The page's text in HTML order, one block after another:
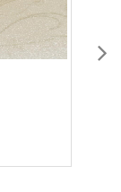
CABIN - DOOR